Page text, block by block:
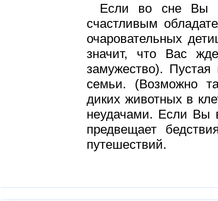
Если во сне Вы
счастливым
очаровательных
значит, что Вас
замужество). Пустая
семьи. (Возможно
диких животных в
неудачами. Если Вы
предвещает
путешествий.